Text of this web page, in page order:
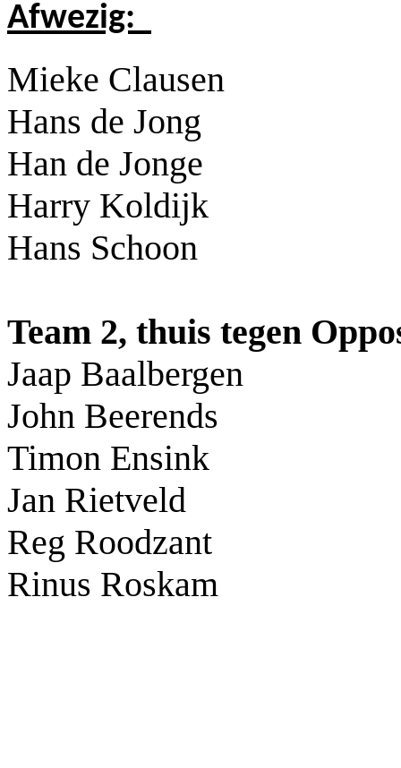
Afwezig:
Mieke Clausen
Hans de Jong
Han de Jonge
Harry Koldijk
Hans Schoon
Team 2, thuis tegen
Jaap Baalbergen
John Beerends
Timon Ensink
Jan Rietveld
Reg Roodzant
Rinus Roskam